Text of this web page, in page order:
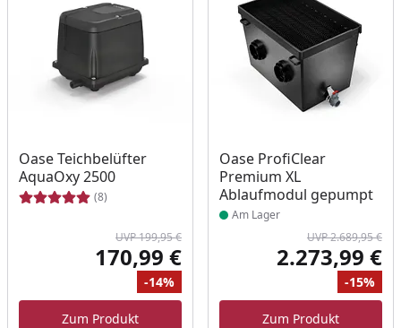
Oase Teichbelüfter
AquaOxy 2500
(8)
Ursprünglicher Preis
UVP 199,95 €
Aktueller Preis
170,99 €
Rabatt
-14%
Zum Produkt
Oase ProfiClear
Premium XL
Ablaufmodul gepumpt
Produkt am Lager
Am Lager
UVP 2.689,95 €
2.273,99 €
-15%
Zum Produkt